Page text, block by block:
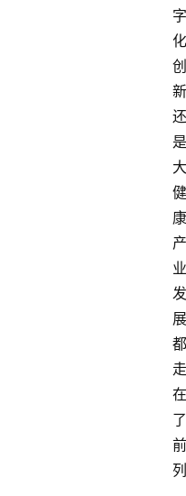
字
化
创
新
还
是
大
健
康
产
业
发
展
都
走
在
了
前
列